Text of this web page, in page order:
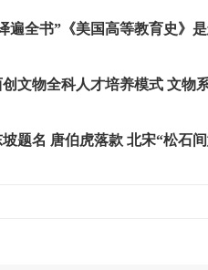
遍全书”《美国高等教育史》
创文物全科人才培养模式 文物
题名 唐伯虎落款 北宋“松石